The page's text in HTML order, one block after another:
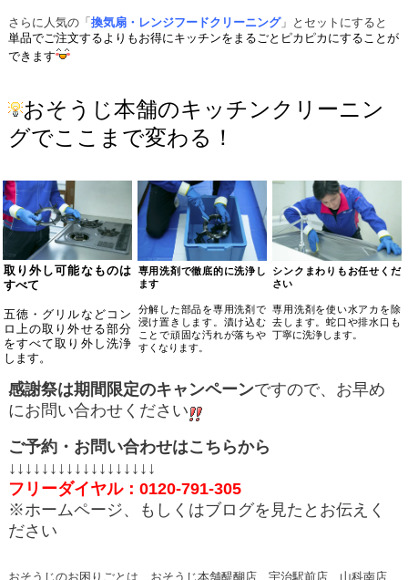
さらに人気の「 換気扇・レンジフードクリーニング」とセットにすると
単品でご注文するよりもお得にキッチンをまるごとピカピカにすることが
できます
おそうじ本舗のキッチンクリーニン
グでここまで変わる！
取り外し可能なものは
すべて
五徳・グリルなどコン
ロ上の取り外せる部分
をすべて取り外し洗浄
します。
専用洗剤で徹底的に洗浄し
ます
分解した部品を専用洗剤で
浸け置きします。漬け込む
ことで頑固な汚れが落ちや
すくなります。
シンクまわりもお任せくだ
さい
専用洗剤を使い水アカを除
去します。蛇口や排水口も
丁寧に洗浄します。
感謝祭は期間限定のキャンペーンですので、お早め
にお問い合わせください
ご予約・お問い合わせはこちらから
↓↓↓↓↓↓↓↓↓↓↓↓↓↓↓↓↓↓
フリーダイヤル： 0120-791-305
※ホームページ、もしくはブログを見たとお伝えく
ださい
おそうじのお困りごとは おそうじ本舗醍醐店 宇治駅前店 山科南店